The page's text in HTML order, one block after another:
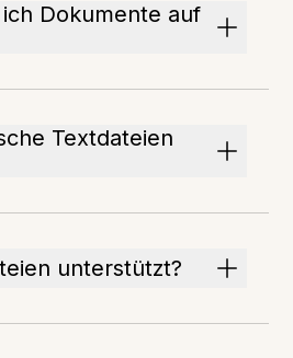
Dokumente auf
Textdateien
unterstützt?